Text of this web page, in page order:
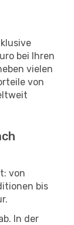
bei Ihren
vielen
von
von
bis
In der